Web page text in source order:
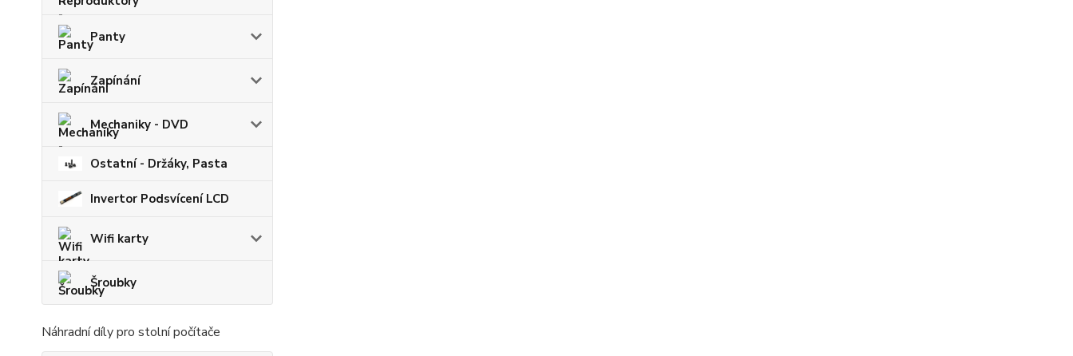
Panty
Zapínání
Mechaniky - DVD
Ostatní - Držáky, Pasta
Invertor Podsvícení LCD
Wifi karty
Šroubky
Náhradní díly pro stolní počítače